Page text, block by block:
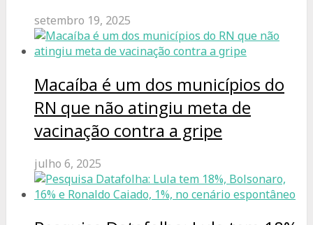
setembro 19, 2025
Macaíba é um dos municípios do
RN que não atingiu meta de
vacinação contra a gripe
julho 6, 2025